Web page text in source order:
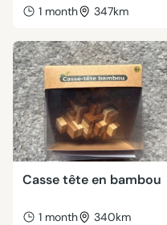
1 month 347km
Casse tête en bambou
1 month 340km